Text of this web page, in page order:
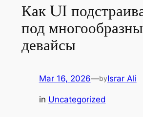
Как UI
под
девайсы
Mar 16, 2026—byIsrar Ali
in Uncategorized